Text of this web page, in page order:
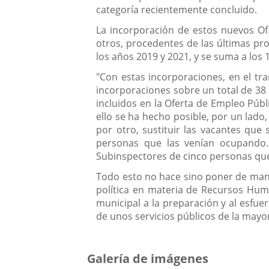
categoría recientemente concluido.
La incorporación de estos nuevos
otros, procedentes de las últimas
los años 2019 y 2021, y se suma a
"Con estas incorporaciones, en el
incorporaciones sobre un total de 38
incluidos en la Oferta de Empleo
ello se ha hecho posible, por un
por otro, sustituir las vacantes que
personas que las venían
Subinspectores de cinco personas
Todo esto no hace sino poner de
política en materia de Recursos
municipal a la preparación y al
de unos servicios públicos de la
Galería de imágenes